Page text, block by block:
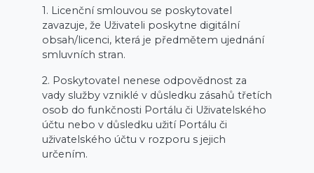
1. Licenční smlouvou se poskytovatel
zavazuje, že Uživateli poskytne digitální
obsah/licenci, která je předmětem ujednání
smluvních stran.
2. Poskytovatel nenese odpovědnost za
vady služby vzniklé v důsledku zásahů třetích
osob do funkčnosti Portálu či Uživatelského
účtu nebo v důsledku užití Portálu či
uživatelského účtu v rozporu s jejich
určením.